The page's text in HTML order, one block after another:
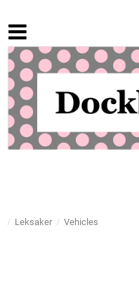
Leksaker Vehicles